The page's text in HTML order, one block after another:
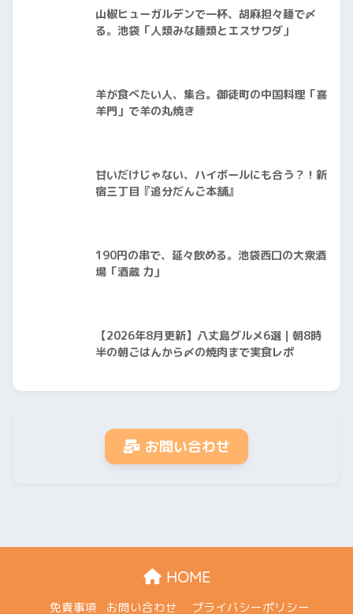
山椒ヒューガルデンで一杯、胡麻担々麺で〆
る。池袋「人類みな麺類とエスサワダ」
羊が食べたい人、集合。御徒町の中国料理「喜
羊門」で羊の丸焼き
甘いだけじゃない、ハイボールにも合う？！新
宿三丁目『追分だんご本舗』
190円の串で、延々飲める。池袋西口の大衆酒
場「酒蔵 力」
【2026年8月更新】八丈島グルメ6選｜朝8時
半の朝ごはんから〆の焼肉まで実食レポ
お問い合わせ
HOME
免責事項 お問い合わせ プライバシーポリシー